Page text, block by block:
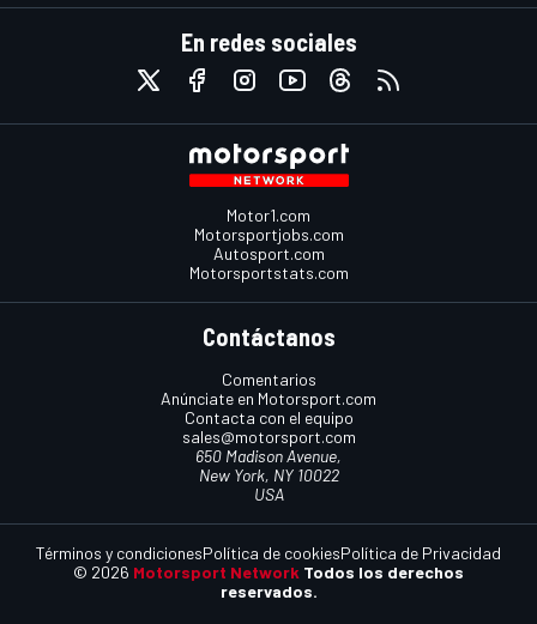
En redes sociales
Motor1.com
Motorsportjobs.com
Autosport.com
Motorsportstats.com
Contáctanos
Comentarios
Anúnciate en Motorsport.com
Contacta con el equipo
sales@motorsport.com
650 Madison Avenue,
New York, NY 10022
USA
© 2026 Motorsport Network Todos los derechos
reservados.
Términos y condicionesPolítica de cookiesPolítica de Privacidad